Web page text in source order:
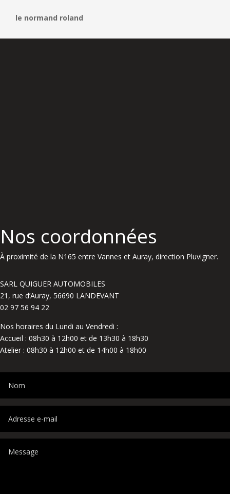
le normand roland
Nos coordonnées
À proximité de la N165 entre Vannes et Auray, direction Pluvigner.
SARL QUIGUER AUTOMOBILES
21, rue d’Auray, 56690 LANDEVANT
02 97 56 94 22
Nos horaires du Lundi au Vendredi :
Accueil : 08h30 à 12h00 et de 13h30 à 18h30
Atelier : 08h30 à 12h00 et de 14h00 à 18h00